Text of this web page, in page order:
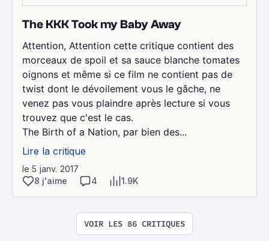
The KKK Took my Baby Away
Attention, Attention cette critique contient des
morceaux de spoil et sa sauce blanche tomates
oignons et même si ce film ne contient pas de
twist dont le dévoilement vous le gâche, ne
venez pas vous plaindre après lecture si vous
trouvez que c'est le cas.
The Birth of a Nation, par bien des...
Lire la critique
le 5 janv. 2017
8 j'aime
4 1.9K
VOIR LES 86 CRITIQUES